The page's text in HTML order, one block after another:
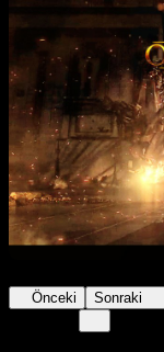
Önceki Sonraki